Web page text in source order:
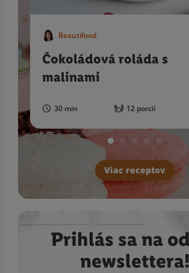
Beautifood
Čokoládová roláda s
malinami
30 min 12 porcií
Viac receptov
Prihlás sa na
newslettera!